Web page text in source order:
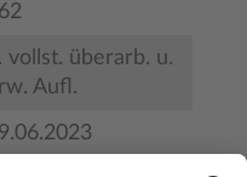
vollst. überarb. u.
Aufl.